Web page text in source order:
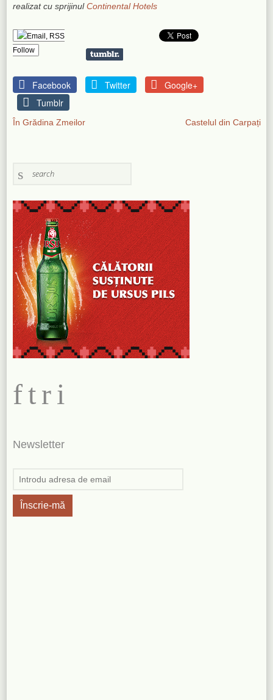
realizat cu sprijinulContinental Hotels
Follow
Facebook Twitter
Google+
Tumblr
În Grădina Zmeilor Castelul din Carpați
ftri
Newsletter